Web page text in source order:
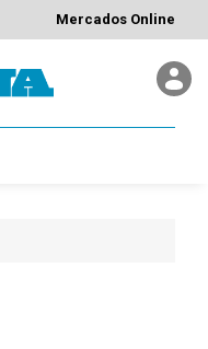
Mercados Online